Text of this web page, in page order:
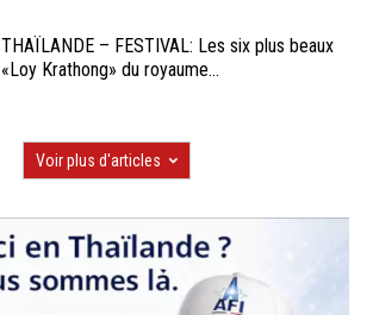
THAÏLANDE – FESTIVAL: Les six plus beaux
«Loy Krathong» du royaume...
Voir plus d'articles